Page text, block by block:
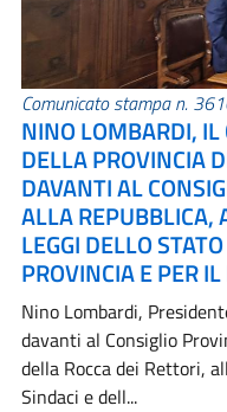
Comunicato stampa n.
NINO LOMBARDI,
DELLA PROVINCIA
DAVANTI AL
ALLA REPUBBLICA,
LEGGI DELLO
PROVINCIA E PER
Nino Lombardi,
davanti al Consiglio
della Rocca dei Rettori,
Sindaci e dell...